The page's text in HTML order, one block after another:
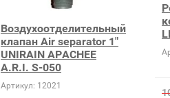
Воздухоотделительный
клапан Air separator 1"
UNIRAIN APACHEE
A.R.I. S-050
Артикул: 12021